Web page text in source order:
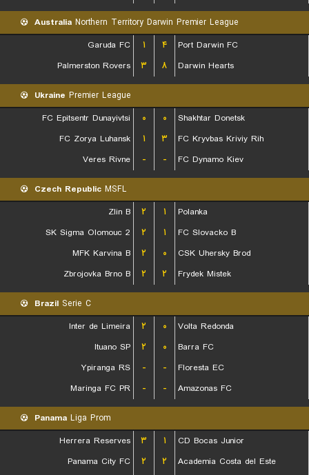
Australia Northern Territory Darwin Premier League
Garuda FC
۱ ۴
Port Darwin FC
Palmerston Rovers
۳ ۸ Darwin Hearts
Ukraine Premier League
FC Epitsentr Dunayivtsi
۰ ۰
Shakhtar Donetsk
FC Zorya Luhansk
۱ ۳
FC Kryvbas Kriviy Rih
Veres Rivne
- - FC Dynamo Kiev
Czech Republic MSFL
Zlin B
۲ ۱
Polanka
SK Sigma Olomouc 2
۲ ۱
FC Slovacko B
MFK Karvina B
۲ ۰
CSK Uhersky Brod
Zbrojovka Brno B
۲ ۲ Frydek Mistek
Brazil Serie C
Inter de Limeira
۲ ۰
Volta Redonda
Ituano SP
۲ ۰
Barra FC
Ypiranga RS
- -
Floresta EC
Maringa FC PR
- - Amazonas FC
Panama Liga Prom
Herrera Reserves
۳ ۱
CD Bocas Junior
Panama City FC
۲ ۲
Academia Costa del Este